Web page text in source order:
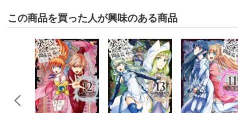
この商品を買った人が興味のある商品